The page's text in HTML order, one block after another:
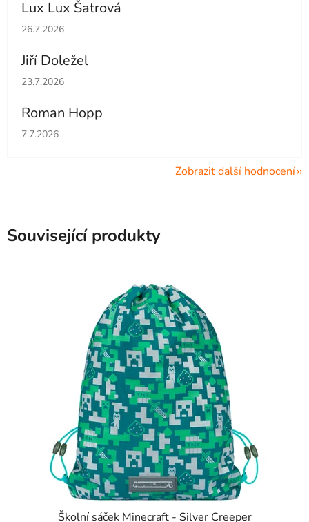
Lux Lux Šatrová
Hodnocení obchodu je 5 z 5 hvězdiček.
26.7.2026
Jiří Doležel
Hodnocení obchodu je 5 z 5 hvězdiček.
23.7.2026
Roman Hopp
Hodnocení obchodu je 5 z 5 hvězdiček.
7.7.2026
Zobrazit další hodnocení
Související produkty
Školní sáček Minecraft - Silver Creeper